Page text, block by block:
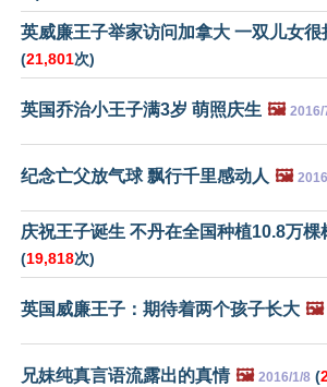
英威廉王子举家访问加拿大 一双儿女很
(21,801次)
英国乔治小王子满3岁 萌照庆生 🖼️ 2016/
纪念亡父放气球 飘行千里感动人 🖼️
庆祝王子诞生 不丹在全国种植10.8万棵
(19,818次)
英国威廉王子：期待着两个孩子长大 🖼️
兄妹纯真言语流露出的真情 🖼️ 2016/1/8 (